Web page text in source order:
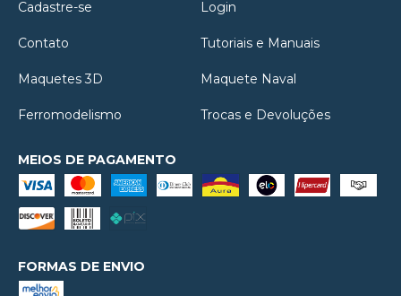
Cadastre-se Login
Contato Tutoriais e Manuais
Maquetes 3D Maquete Naval
Ferromodelismo Trocas e Devoluções
MEIOS DE PAGAMENTO
FORMAS DE ENVIO